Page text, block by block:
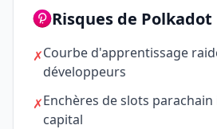
Risques de Polkadot
✗Courbe d'apprentissage
développeurs
✗Enchères de slots
capital